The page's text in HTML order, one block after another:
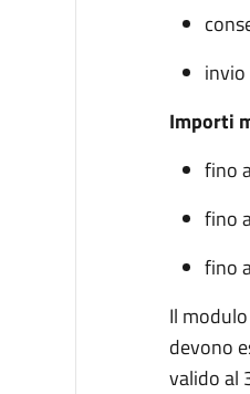
invio
Importi
fino
fino
fino
Il
devono
valido al